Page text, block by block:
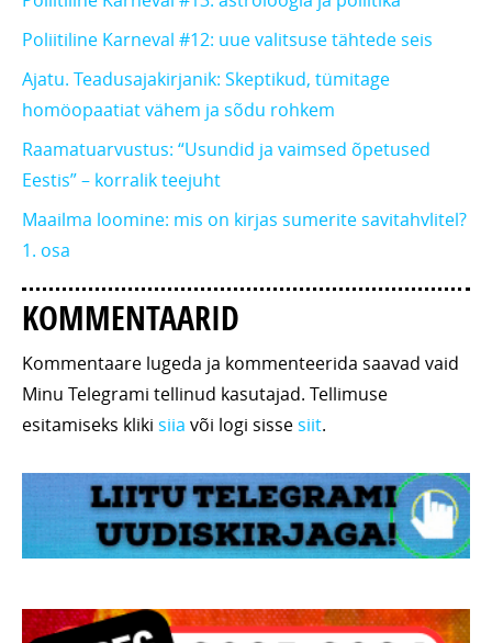
Poliitiline Karneval #12: uue valitsuse tähtede seis
Ajatu. Teadusajakirjanik: Skeptikud, tümitage
homöopaatiat vähem ja sõdu rohkem
Raamatuarvustus: “Usundid ja vaimsed õpetused
Eestis” – korralik teejuht
Maailma loomine: mis on kirjas sumerite savitahvlitel?
1. osa
KOMMENTAARID
Kommentaare lugeda ja kommenteerida saavad vaid
Minu Telegrami tellinud kasutajad. Tellimuse
esitamiseks kliki siia või logi sissesiit.